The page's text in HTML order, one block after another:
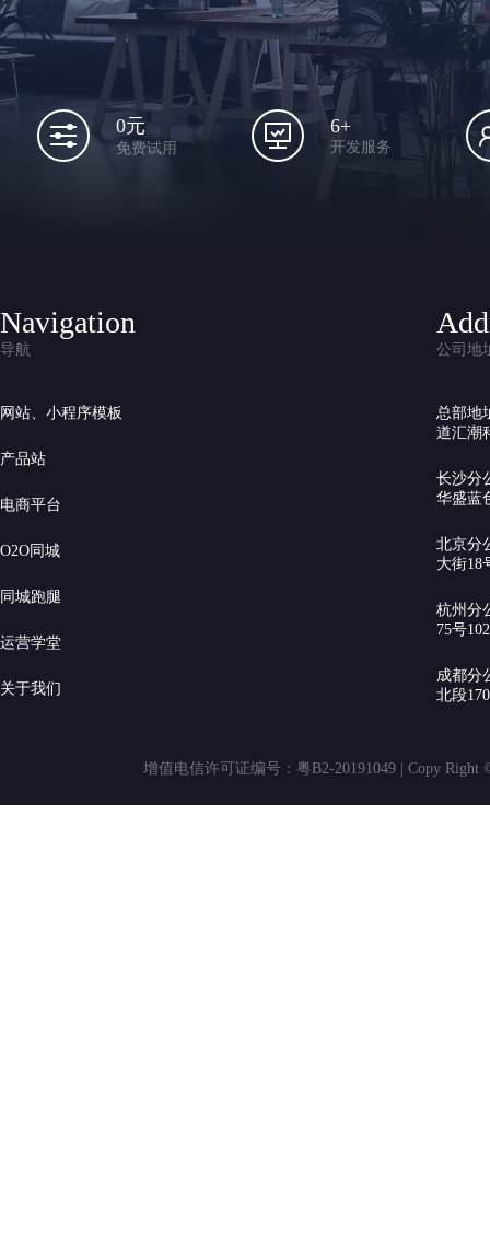
0元
免费试用
6+
开发服务
Navigation
导航
网站、小程序模板
产品站
电商平台
O2O同城
同城跑腿
运营学堂
关于我们
公司地
总部地
道汇潮
长沙分
华盛蓝
北京分
大街18
杭州分
75号
成都分
北段
增值电信许可证编号：粤B2-20191049 | Copy